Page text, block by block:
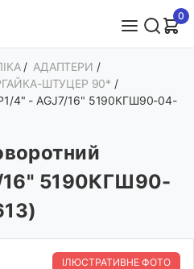
0
/ АДАПТЕРИ /
ШТУЦЕР 90* /
4" - AGJ7/16" 5190КГШ90-04-
16" 5190КГШ90-
ІЛЮСТРАТИВНЕ ФОТО